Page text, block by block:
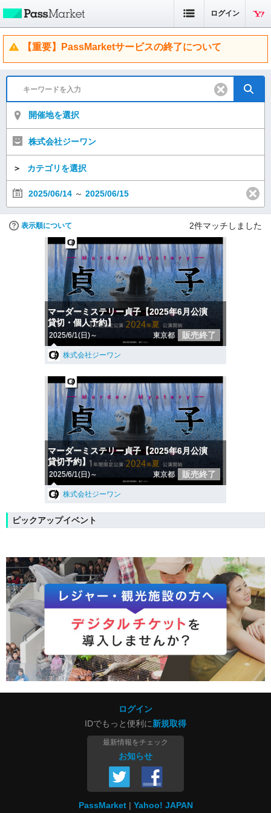
ログイン
【重要】PassMarketサービスの終了について
開催地を選択
株式会社ジーワン
＞ カテゴリを選択
2025/06/14 ～ 2025/06/15
表示順について 2件マッチしました
マーダーミステリー貞子【2025年6月公演
貸切・個人予約】
2025/6/1(日)～ 東京都 販売終了
株式会社ジーワン
マーダーミステリー貞子【2025年6月公演
貸切予約】
2025/6/1(日)～ 東京都 販売終了
株式会社ジーワン
ピックアップイベント
ログイン
IDでもっと便利に新規取得
最新情報をチェック
お知らせ
PassMarket Yahoo! JAPAN